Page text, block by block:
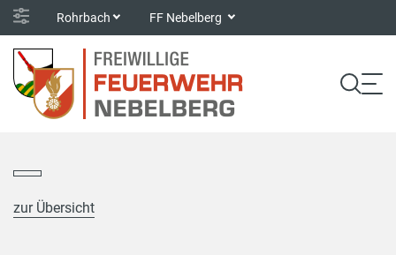
Rohrbach FF Nebelberg
zur Übersicht